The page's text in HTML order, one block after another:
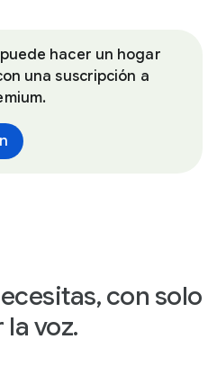
hacer un hogar
una suscripción a
con solo
la voz.